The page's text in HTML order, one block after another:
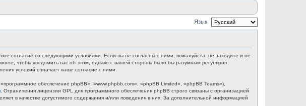
Язык:
согласие со следующими условиями. Если вы не согласны с ними, пожалуйста, не заходите и не
чтобы уведомить вас об этом, однако с вашей стороны было бы разумным регулярно
условий означает ваше согласие с ними.
обеспечение phpBB», «www.phpbb.com», «phpBB Limited», «phpBB Teams»),
. Ограничения лицензии GPL для программного обеспечения phpBB строго связаны с организацией
в качестве допустимого содержания и/или поведения в них. За дополнительной информацией